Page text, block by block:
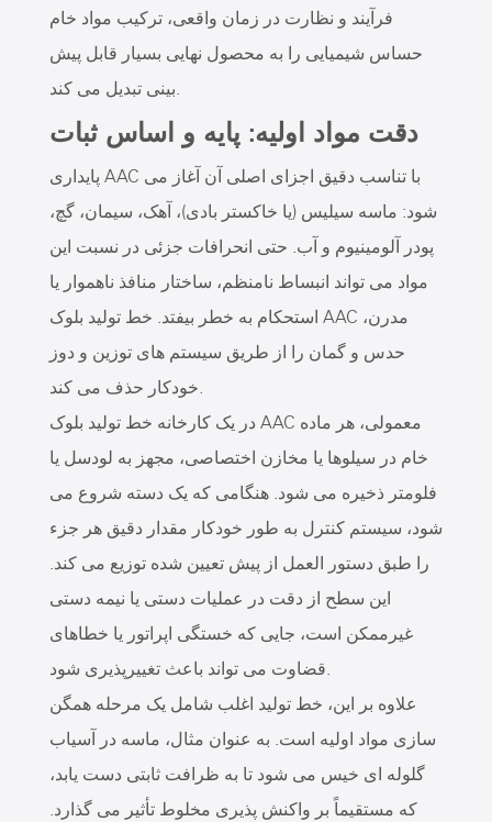
فرآیند و نظارت در زمان واقعی، ترکیب مواد خام
حساس شیمیایی را به محصول نهایی بسیار قابل پیش
بینی تبدیل می کند.
دقت مواد اولیه: پایه و اساس ثبات
پایداری AAC با تناسب دقیق اجزای اصلی آن آغاز می
شود: ماسه سیلیس (یا خاکستر بادی)، آهک، سیمان، گچ،
پودر آلومینیوم و آب. حتی انحرافات جزئی در نسبت این
مواد می تواند انبساط نامنظم، ساختار منافذ ناهموار یا
استحکام به خطر بیفتد. خط تولید بلوک AAC مدرن،
حدس و گمان را از طریق سیستم های توزین و دوز
خودکار حذف می کند.
در یک کارخانه خط تولید بلوک AAC معمولی، هر ماده
خام در سیلوها یا مخازن اختصاصی، مجهز به لودسل یا
فلومتر ذخیره می شود. هنگامی که یک دسته شروع می
شود، سیستم کنترل به طور خودکار مقدار دقیق هر جزء
را طبق دستور العمل از پیش تعیین شده توزیع می کند.
این سطح از دقت در عملیات دستی یا نیمه دستی
غیرممکن است، جایی که خستگی اپراتور یا خطاهای
قضاوت می تواند باعث تغییرپذیری شود.
علاوه بر این، خط تولید اغلب شامل یک مرحله همگن
سازی مواد اولیه است. به عنوان مثال، ماسه در آسیاب
گلوله ای خیس می شود تا به ظرافت ثابتی دست یابد،
که مستقیماً بر واکنش پذیری مخلوط تأثیر می گذارد.